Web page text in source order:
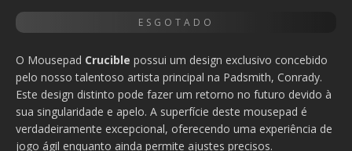
O Mousepad Crucible possui um design exclusivo concebido
pelo nosso talentoso artista principal na Padsmith, Conrady.
Este design distinto pode fazer um retorno no futuro devido à
sua singularidade e apelo. A superfície deste mousepad é
verdadeiramente excepcional, oferecendo uma experiência de
jogo ágil enquanto ainda permite ajustes precisos.